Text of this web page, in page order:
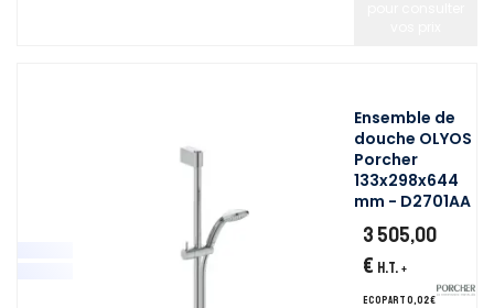
Ensemble de
douche OLYOS
Porcher
133x298x644
mm - D2701AA
3 505,00
€ H.T. +
ecopart 0,02 €